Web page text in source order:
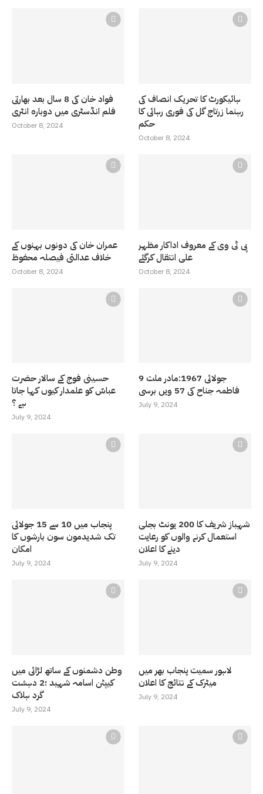
فواد خان کی 8 سال بعد بھارتی
فلم انڈسٹری میں دوبارہ انٹری
October 8, 2024
ہائیکورٹ کا تحریک انصاف کی
رہنما زرتاج گل کی فوری رہائی کا
حکم
October 8, 2024
عمران خان کی دونوں بہنوں کے
خلاف عدالتی فیصلہ محفوظ
October 8, 2024
پی ٹی وی کے معروف اداکار مظہر
علی انتقال کرگئے
October 8, 2024
حسینی فوج کے سالار حضرت
عباسّ کو علمدار کیوں کہا جاتا
ہے ؟
July 9, 2024
9 جولائی 1967:مادر ملت
فاطمہ جناح کی 57 ویں برسی
July 9, 2024
پنجاب میں 10 سے 15 جولائی
تک شدیدمون سون بارشوں کا
امکان
July 9, 2024
شہباز شریف کا 200 یونٹ بجلی
استعمال کرنے والوں کو رعایت
دینے کا اعلان
July 9, 2024
وطن دشمنوں کے ساتھ لڑائی میں
کیپٹن اسامہ شہید ؛2 دہشت
گرد ہلاک
July 9, 2024
لاہور سمیت پنجاب بھر میں
میٹرک کے نتائج کا اعلان
July 9, 2024